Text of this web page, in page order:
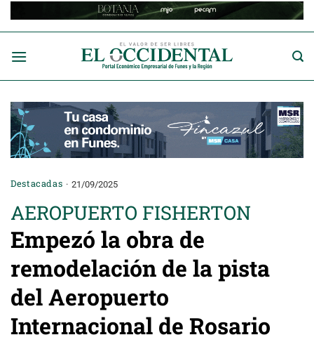
Destacadas 21/09/2025
AEROPUERTO FISHERTON
Empezó la obra de
remodelación de la pista
del Aeropuerto
Internacional de Rosario